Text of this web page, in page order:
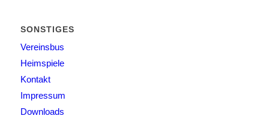
SONSTIGES
Vereinsbus
Heimspiele
Kontakt
Impressum
Downloads